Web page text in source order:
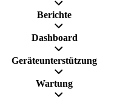
Berichte
Dashboard
Geräteunterstützung
Wartung